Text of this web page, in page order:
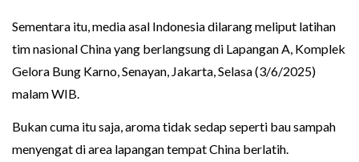
Sementara itu, media asal Indonesia dilarang meliput latihan
tim nasional China yang berlangsung di Lapangan A, Komplek
Gelora Bung Karno, Senayan, Jakarta, Selasa (3/6/2025)
malam WIB.
Bukan cuma itu saja, aroma tidak sedap seperti bau sampah
menyengat di area lapangan tempat China berlatih.